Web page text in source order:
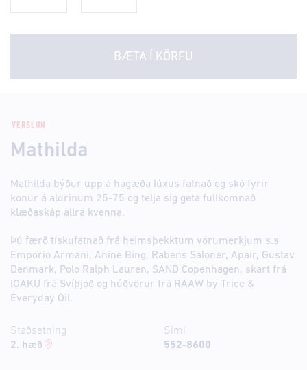
BÆTA Í KÖRFU
VERSLUN
Mathilda
Mathilda býður upp á hágæða lúxus fatnað og skó fyrir
konur á aldrinum 25-75 og telja sig geta fullkomnað
klæðaskáp allra kvenna.
Þú færð tískufatnað frá heimsþekktum vörumerkjum s.s
Emporio Armani, Anine Bing, Rabens Saloner, Apair, Gustav
Denmark, Polo Ralph Lauren, SAND Copenhagen, skart frá
IOAKU frá Svíþjóð og húðvörur frá RAAW by Trice &
Everyday Oil.
Staðsetning
2. hæð
Sími
552-8600